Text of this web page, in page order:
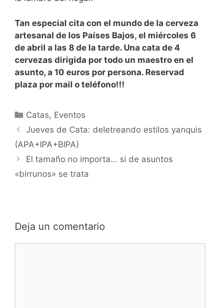
Tan especial cita con el mundo de la cerveza
artesanal de los Países Bajos, el miércoles 6
de abril a las 8 de la tarde. Una cata de 4
cervezas dirigida por todo un maestro en el
asunto, a 10 euros por persona. Reservad
plaza por mail o teléfono!!!
Categorías
Catas, Eventos
Jueves de Cata: deletreando estilos yanquis
(APA+IPA+BIPA)
El tamaño no importa… si de asuntos
«birrunos» se trata
Deja un comentario